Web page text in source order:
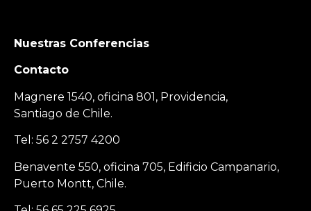
Nuestras Conferencias
Contacto
Magnere 1540, oficina 801, Providencia,
Santiago de Chile.
Tel: 56 2 2757 4200
Benavente 550, oficina 705, Edificio Campanario,
Puerto Montt, Chile.